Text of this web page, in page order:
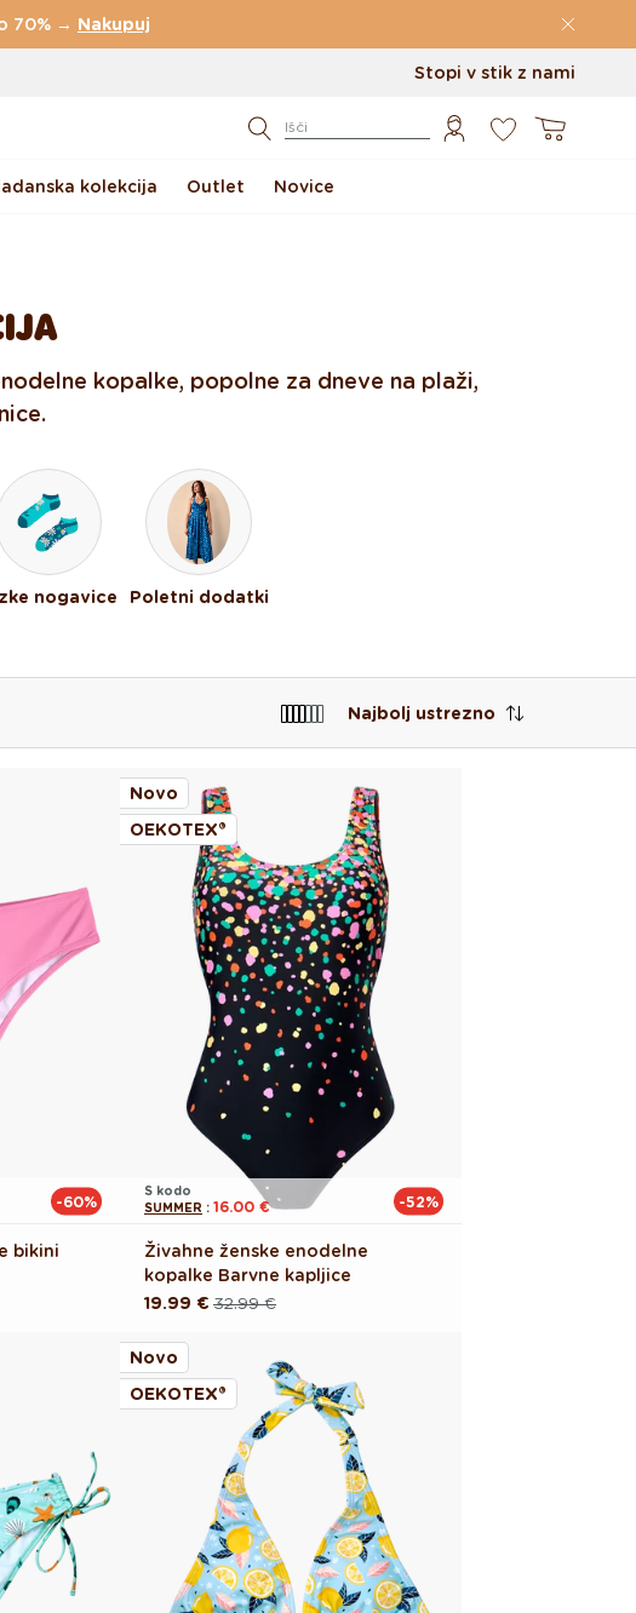
70% → Nakupuj
Stopi v stik z nami
Išči Košarica
kolekcija Outlet Novice
kopalke, popolne za dneve na plaži,
nogavice Poletni dodatki
Najbolj ustrezno
-60%
bikini
Novo
OEKOTEX®
S kodo
SUMMER : 16.00 € -52%
Živahne ženske enodelne
kopalke Barvne kapljice
Redna
32.99 €
Akcijska
19.99 €
Novo
OEKOTEX®